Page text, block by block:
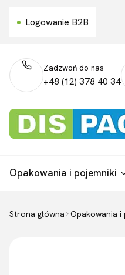
Logowanie B2B
Zadzwoń do nas
+48 (12) 378 40 34
Opakowania i pojemniki
Strona główna Opakowania i